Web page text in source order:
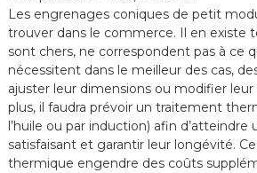
Les engrenages coniques de petit
trouver dans le commerce. Il en existe
sont chers, ne correspondent pas à ce
nécessitent dans le meilleur des cas,
ajuster leur dimensions ou modifier
plus, il faudra prévoir un traitement
l’huile ou par induction) afin
satisfaisant et garantir leur longévité.
thermique engendre des coûts